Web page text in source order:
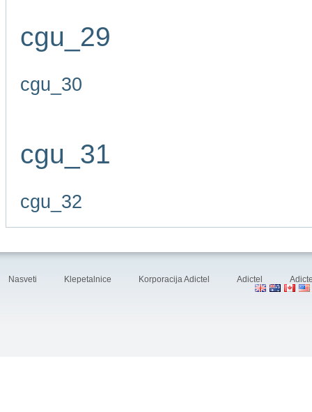
cgu_29
cgu_30
cgu_31
cgu_32
Nasveti Klepetalnice Korporacija Adictel Adictel